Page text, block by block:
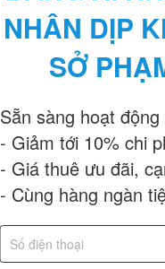
NHÂN DỊP
SỞ
Sẵn sàng hoạt
- Giảm tới 10% chi
- Giá thuê ưu đãi,
- Cùng hàng ngàn